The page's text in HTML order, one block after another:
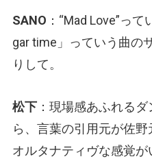
SANO ：“Mad Love”っ
gar time」っていう曲の
りして。
松下 ：現場感あふれる
ら、言葉の引用元が佐
オルタナティヴな感覚